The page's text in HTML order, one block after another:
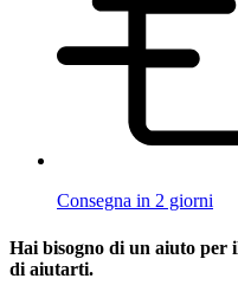
Consegna in 2 giorni
Hai bisogno di un aiuto per
di aiutarti.